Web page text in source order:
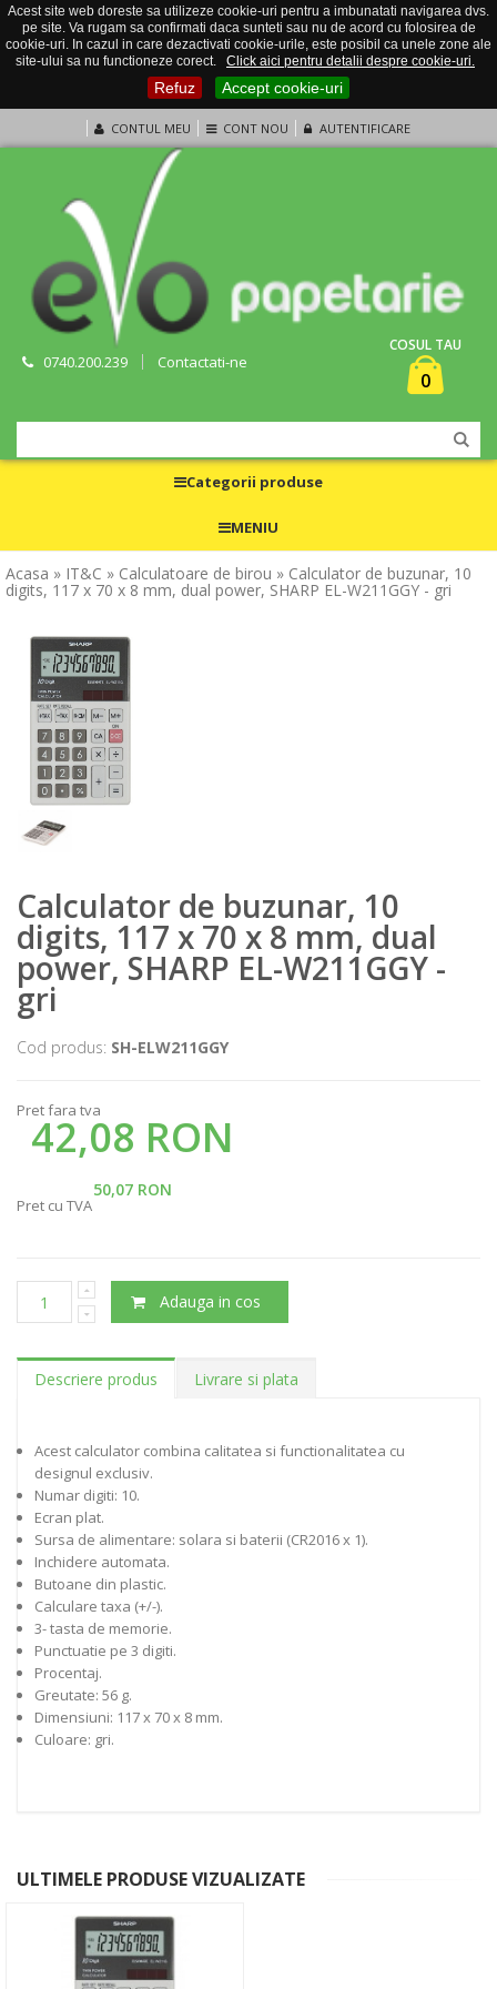
Acest site web doreste sa utilizeze cookie-uri pentru a imbunatati navigarea dvs.
pe site. Va rugam sa confirmati daca sunteti sau nu de acord cu folosirea de
cookie-uri. In cazul in care dezactivati cookie-urile, este posibil ca unele zone ale
site-ului sa nu functioneze corect.
Click aici pentru detalii despre cookie-uri.
Refuz Accept cookie-uri
CONTUL MEU CONT NOU AUTENTIFICARE
0740.200.239 Contactati-ne
COSUL TAU
0
Categorii produse
MENIU
Acasa » IT&C » Calculatoare de birou » Calculator de buzunar, 10
digits, 117 x 70 x 8 mm, dual power, SHARP EL-W211GGY - gri
Calculator de buzunar, 10
digits, 117 x 70 x 8 mm, dual
power, SHARP EL-W211GGY -
gri
Cod produs: SH-ELW211GGY
Pret fara tva
42,08 RON
50,07 RON
Pret cu TVA
Adauga in cos
Descriere produs Livrare si plata
Acest calculator combina calitatea si functionalitatea cu
designul exclusiv.
Numar digiti: 10.
Ecran plat.
Sursa de alimentare: solara si baterii (CR2016 x 1).
Inchidere automata.
Butoane din plastic.
Calculare taxa (+/-).
3- tasta de memorie.
Punctuatie pe 3 digiti.
Procentaj.
Greutate: 56 g.
Dimensiuni: 117 x 70 x 8 mm.
Culoare: gri.
ULTIMELE PRODUSE VIZUALIZATE